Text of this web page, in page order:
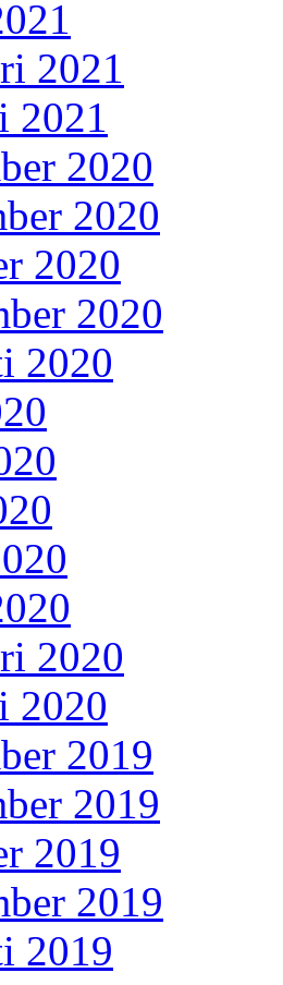
2021
2021
2020
2020
2020
2020
2020
2020
2020
2019
2019
2019
2019
2019